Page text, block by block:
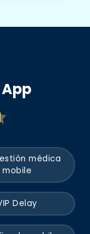
médica
mobile
Delay